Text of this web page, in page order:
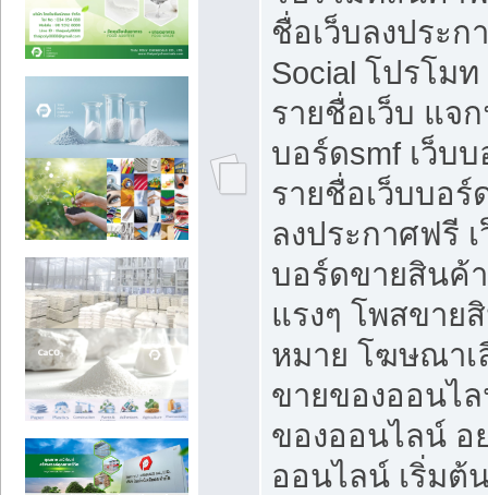
ชื่อเว็บลงประ
Social โปรโม
รายชื่อเว็บ แจ
บอร์ดsmf เว็บ
รายชื่อเว็บบอ
ลงประกาศฟรี
บอร์ดขายสินค้
แรงๆ โพสขาย
หมาย โฆษณาเ
ขายของออนไ
ของออนไลน์ อ
ออนไลน์ เริ่มต้